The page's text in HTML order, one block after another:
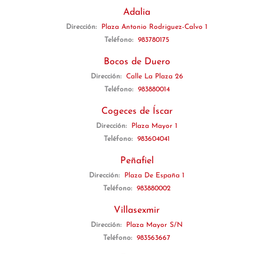
Adalia
Dirección:
Plaza Antonio Rodriguez-Calvo 1
Teléfono:
983780175
Bocos de Duero
Dirección:
Calle La Plaza 26
Teléfono:
983880014
Cogeces de Íscar
Dirección:
Plaza Mayor 1
Teléfono:
983604041
Peñafiel
Dirección:
Plaza De España 1
Teléfono:
983880002
Villasexmir
Dirección:
Plaza Mayor S/N
Teléfono:
983563667